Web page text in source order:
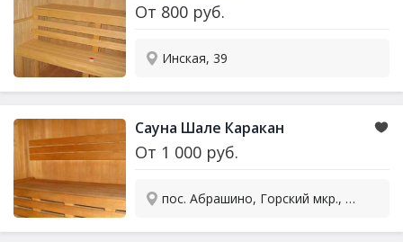
От 800 руб.
Инская, 39
Сауна Шале Каракан
От 1 000 руб.
пос. Абрашино, Горский мкр., 53